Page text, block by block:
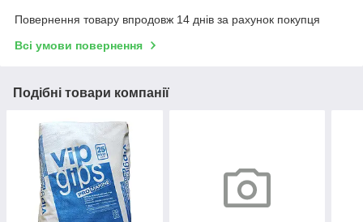
Повернення товару впродовж 14 днів за рахунок покупця
Всі умови повернення
Подібні товари компанії